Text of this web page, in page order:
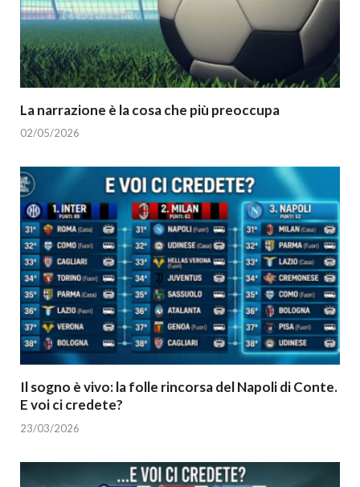
La narrazione è la cosa che più preoccupa
02/05/2026
Il sogno è vivo: la folle rincorsa del Napoli di Conte.
E voi ci credete?
23/03/2026